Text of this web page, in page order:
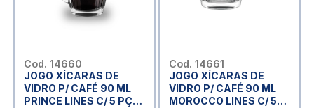
Cod. 14660
JOGO XÍCARAS DE
VIDRO P/ CAFÉ 90 ML
PRINCE LINES C/ 5 PÇS
Cod. 14661
JOGO XÍCARAS DE
VIDRO P/ CAFÉ 90 ML
MOROCCO LINES C/ 5